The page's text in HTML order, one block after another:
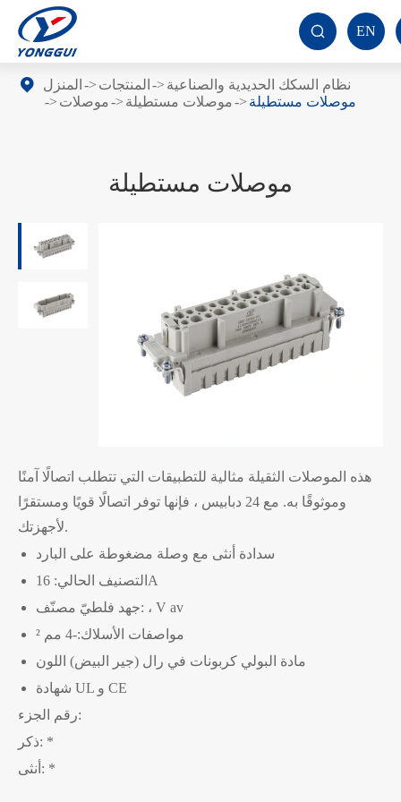
 EN
المنزل المنتجات
نظام السكك الحديدية والصناعية
موصلات
موصلات مستطيلة موصلات مستطيلة
موصلات مستطيلة
هذه الموصلات الثقيلة مثالية للتطبيقات التي تتطلب اتصالًا آمنًا
وموثوقًا به. مع 24 دبابيس ، فإنها توفر اتصالًا قويًا ومستقرًا
لأجهزتك.
سدادة أنثى مع وصلة مضغوطة على البارد
التصنيف الحالي: 16A
جهد فلطيّ مصنّف: ، V av
مواصفات الأسلاك:-4 مم ²
مادة البولي كربونات في رال (جير البيض) اللون
شهادة UL و CE
رقم الجزء:
ذكر: *
أنثى: *